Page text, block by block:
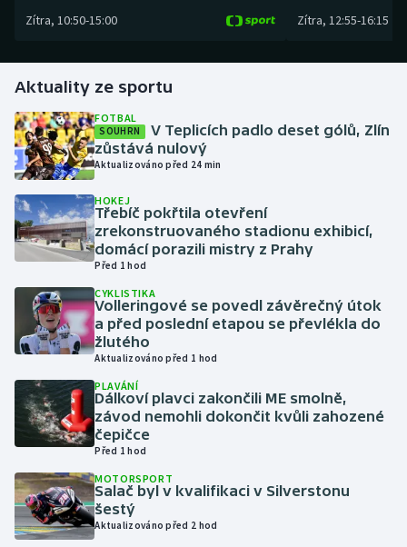
Golf
Gymnastika
Házená
Jezdectví
Judo
Krasobruslení
Lezení
Lyže a snowboard
Moderní pětiboj
Motorsport
Olympijské hry
Zítra, 10:50-15:00 Zítra, 12:55-16:15
Aktuality ze sportu
FOTBAL
SOUHRN
V Teplicích padlo deset gólů, Zlín
zůstává nulový
Aktualizováno před 24 min
HOKEJ
Třebíč pokřtila otevření
zrekonstruovaného stadionu exhibicí,
domácí porazili mistry z Prahy
Před 1 hod
CYKLISTIKA
Volleringové se povedl závěrečný útok
a před poslední etapou se převlékla do
žlutého
Aktualizováno před 1 hod
PLAVÁNÍ
Dálkoví plavci zakončili ME smolně,
závod nemohli dokončit kvůli zahozené
čepičce
Před 1 hod
MOTORSPORT
Salač byl v kvalifikaci v Silverstonu
šestý
Aktualizováno před 2 hod